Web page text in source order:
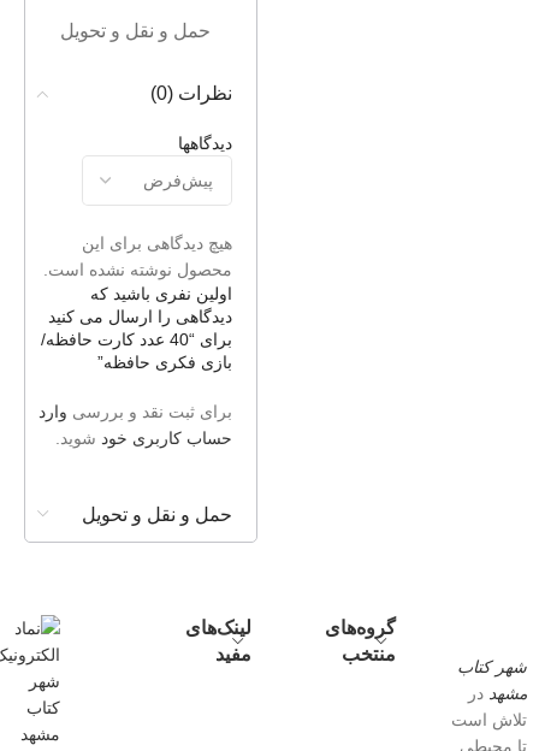
حمل و نقل و تحویل
نظرات (0)
دیدگاهها
هیچ دیدگاهی برای این
محصول نوشته نشده است.
اولین نفری باشید که
دیدگاهی را ارسال می کنید
برای “40 عدد کارت حافظه/
بازی فکری حافظه”
برای ثبت نقد و بررسی وارد
حساب کاربری خود شوید.
حمل و نقل و تحویل
شهر کتاب
مشهد در
تلاش است
تا محیطی
گروه‌های
منتخب
لینک‌های
مفید